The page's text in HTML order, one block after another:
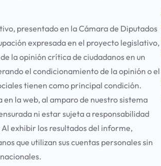
presentado en la Cámara de Diputados
expresada en el proyecto legislativo,
la opinión crítica de ciudadanos en un
el condicionamiento de la opinión o el
tienen como principal condición.
la web, al amparo de nuestro sistema
ni estar sujeta a responsabilidad
exhibir los resultados del informe,
que utilizan sus cuentas personales sin